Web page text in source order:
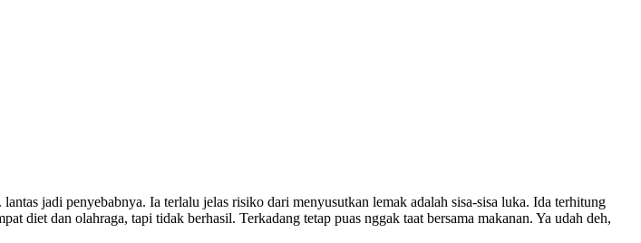
jadi penyebabnya. Ia terlalu jelas risiko dari menyusutkan lemak adalah sisa-sisa luka. Ida terhitung
diet dan olahraga, tapi tidak berhasil. Terkadang tetap puas nggak taat bersama makanan. Ya udah deh,